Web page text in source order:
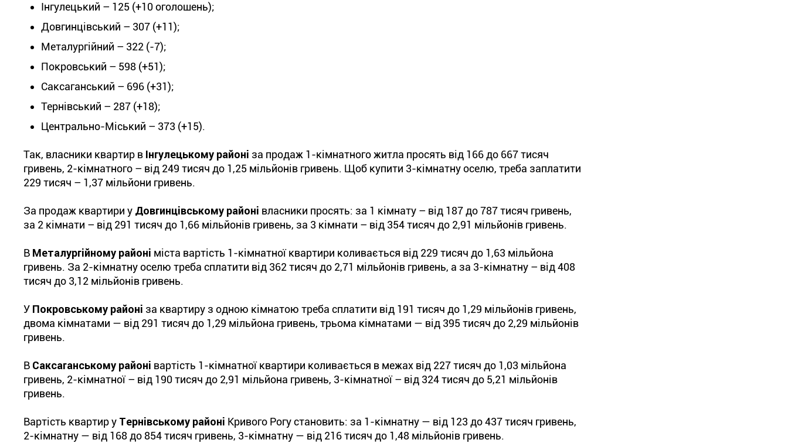
Інгулецький – 125 (+10 оголошень);
Довгинцівський – 307 (+11);
Металургійний – 322 (-7);
Покровський – 598 (+51);
Саксаганський – 696 (+31);
Тернівський – 287 (+18);
Центрально-Міський – 373 (+15).
Так, власники квартир в Інгулецькому районі за продаж 1-кімнатного житла просять від 166 до 667 тисяч
гривень, 2-кімнатного – від 249 тисяч до 1,25 мільйонів гривень. Щоб купити 3-кімнатну оселю, треба заплатити
229 тисяч – 1,37 мільйони гривень.
За продаж квартири у Довгинцівському районі власники просять: за 1 кімнату – від 187 до 787 тисяч гривень,
за 2 кімнати – від 291 тисяч до 1,66 мільйонів гривень, за 3 кімнати – від 354 тисяч до 2,91 мільйонів гривень.
В Металургійному районі міста вартість 1-кімнатної квартири коливається від 229 тисяч до 1,63 мільйона
гривень. За 2-кімнатну оселю треба сплатити від 362 тисяч до 2,71 мільйонів гривень, а за 3-кімнатну – від 408
тисяч до 3,12 мільйонів гривень.
У Покровському районі за квартиру з одною кімнатою треба сплатити від 191 тисяч до 1,29 мільйонів гривень,
двома кімнатами — від 291 тисяч до 1,29 мільйона гривень, трьома кімнатами — від 395 тисяч до 2,29 мільйонів
гривень.
В Саксаганському районі вартість 1-кімнатної квартири коливається в межах від 227 тисяч до 1,03 мільйона
гривень, 2-кімнатної – від 190 тисяч до 2,91 мільйона гривень, 3-кімнатної – від 324 тисяч до 5,21 мільйонів
гривень.
Вартість квартир у Тернівському районі Кривого Рогу становить: за 1-кімнатну — від 123 до 437 тисяч гривень,
2-кімнатну — від 168 до 854 тисяч гривень, 3-кімнатну — від 216 тисяч до 1,48 мільйонів гривень.